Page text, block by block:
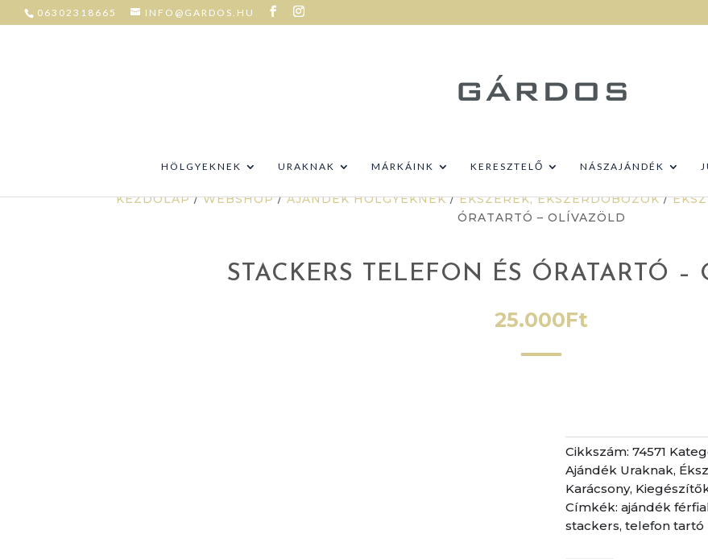
06302318665 INFO@GARDOS.HU
HÖLGYEKNEK URAKNAK MÁRKÁINK KERESZTELŐ NÁSZAJÁNDÉK
KEZDŐLAP/WEBSHOP/AJÁNDÉK HÖLGYEKNEK/ÉKSZEREK, ÉKSZERDOBOZOK/
ÓRATARTÓ – OLÍVAZÖLD
STACKERS TELEFON ÉS ÓRATARTÓ
25.000Ft
Cikkszám: 74571
Ajándék Uraknak,
Karácsony,
Címkék: ajándék
stackers, telefon tartó